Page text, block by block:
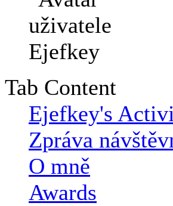
Tab Content
Ejefkey's
Zpráva
O mně
Awards